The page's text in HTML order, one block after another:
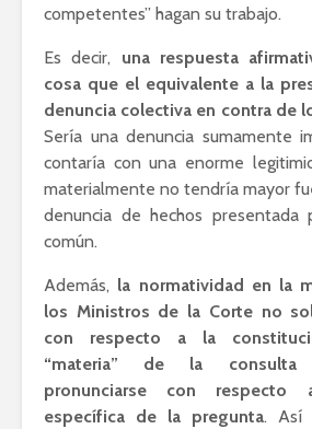
competentes” hagan su trabajo.
Es decir, una respuesta
cosa que el equivalente a la
denuncia colectiva en contra de
Sería una denuncia sumamente
contaría con una enorme
materialmente no tendría mayor
denuncia de hechos presentada
común.
Además, la normatividad en la
los Ministros de la Corte no
con respecto a la
“materia” de la consulta
pronunciarse con respecto
específica de la pregunta. Así